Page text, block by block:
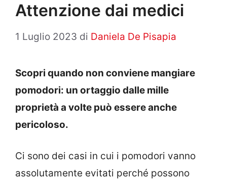
Attenzione dai medici
1 Luglio 2023 di Daniela De Pisapia
Scopri quando non conviene mangiare
pomodori: un ortaggio dalle mille
proprietà a volte può essere anche
pericoloso.
Ci sono dei casi in cui i pomodori vanno
assolutamente evitati perché possono